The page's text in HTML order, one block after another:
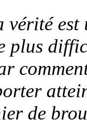
vérité
plus
de